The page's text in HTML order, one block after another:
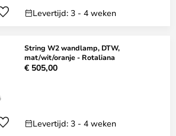
Levertijd: 3 - 4 weken
String W2 wandlamp, DTW,
mat/wit/oranje - Rotaliana
€ 505,00
Levertijd: 3 - 4 weken